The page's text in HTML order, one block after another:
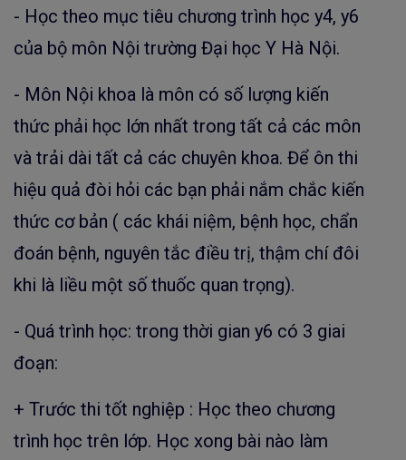
- Học theo mục tiêu chương trình học y4, y6
của bộ môn Nội trường Đại học Y Hà Nội.
- Môn Nội khoa là môn có số lượng kiến
thức phải học lớn nhất trong tất cả các môn
và trải dài tất cả các chuyên khoa. Để ôn thi
hiệu quả đòi hỏi các bạn phải nắm chắc kiến
thức cơ bản ( các khái niệm, bệnh học, chẩn
đoán bệnh, nguyên tắc điều trị, thậm chí đôi
khi là liều một số thuốc quan trọng).
- Quá trình học: trong thời gian y6 có 3 giai
đoạn:
+ Trước thi tốt nghiệp : Học theo chương
trình học trên lớp. Học xong bài nào làm